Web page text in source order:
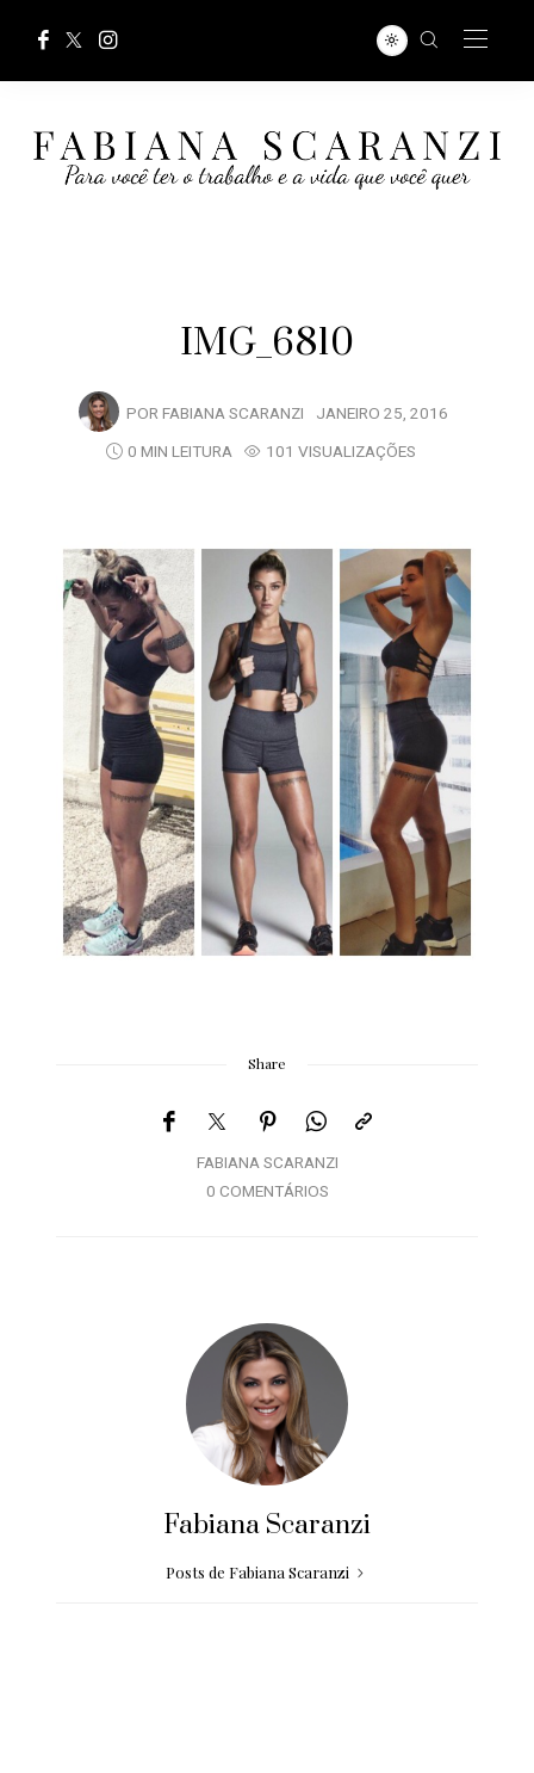
IMG_6810
POR FABIANA SCARANZI JANEIRO 25, 2016
0 MIN LEITURA
101 VISUALIZAÇÕES
Share
FABIANA SCARANZI
0 COMENTÁRIOS
Fabiana Scaranzi
Posts de Fabiana Scaranzi